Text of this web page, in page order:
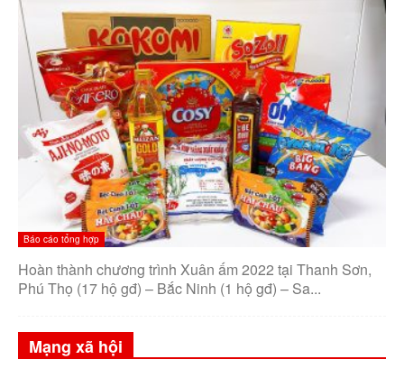
Báo cáo tổng hợp
Hoàn thành chương trình Xuân ấm 2022 tại Thanh Sơn,
Phú Thọ (17 hộ gđ) – Bắc Ninh (1 hộ gđ) – Sa...
Mạng xã hội